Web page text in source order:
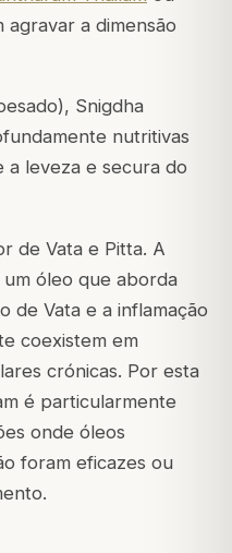
agravar a dimensão
Snigdha
nutritivas
a leveza e secura do
de Vata e Pitta. A
óleo que aborda
de Vata e a inflamação
coexistem em
crónicas. Por esta
é particularmente
onde óleos
foram eficazes ou